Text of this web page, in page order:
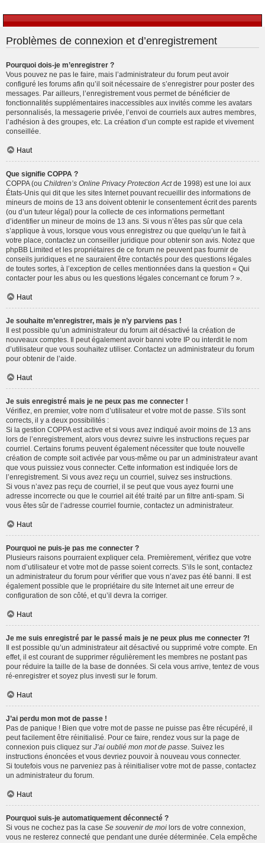
Problèmes de connexion et d’enregistrement
Pourquoi dois-je m’enregistrer ?
Vous pouvez ne pas le faire, mais l’administrateur du forum peut avoir
configuré les forums afin qu’il soit nécessaire de s’enregistrer pour poster des
messages. Par ailleurs, l’enregistrement vous permet de bénéficier de
fonctionnalités supplémentaires inaccessibles aux invités comme les avatars
personnalisés, la messagerie privée, l’envoi de courriels aux autres membres,
l’adhésion à des groupes, etc. La création d’un compte est rapide et vivement
conseillée.
Haut
Que signifie COPPA ?
COPPA (ou Children’s Online Privacy Protection Actde 1998) est une loi aux
États-Unis qui dit que les sites Internet pouvant recueillir des informations de
mineurs de moins de 13 ans doivent obtenir le consentement écrit des parents
(ou d’un tuteur légal) pour la collecte de ces informations permettant
d’identifier un mineur de moins de 13 ans. Si vous n’êtes pas sûr que cela
s’applique à vous, lorsque vous vous enregistrez ou que quelqu’un le fait à
votre place, contactez un conseiller juridique pour obtenir son avis. Notez que
phpBB Limited et les propriétaires de ce forum ne peuvent pas fournir de
conseils juridiques et ne sauraient être contactés pour des questions légales
de toutes sortes, à l’exception de celles mentionnées dans la question « Qui
contacter pour les abus ou les questions légales concernant ce forum ? ».
Haut
Je souhaite m’enregistrer, mais je n’y parviens pas !
Il est possible qu’un administrateur du forum ait désactivé la création de
nouveaux comptes. Il peut également avoir banni votre IP ou interdit le nom
d’utilisateur que vous souhaitez utiliser. Contactez un administrateur du forum
pour obtenir de l’aide.
Haut
Je suis enregistré mais je ne peux pas me connecter !
Vérifiez, en premier, votre nom d’utilisateur et votre mot de passe. S’ils sont
corrects, il y a deux possibilités :
Si la gestion COPPA est active et si vous avez indiqué avoir moins de 13 ans
lors de l’enregistrement, alors vous devrez suivre les instructions reçues par
courriel. Certains forums peuvent également nécessiter que toute nouvelle
création de compte soit activée par vous-même ou par un administrateur avant
que vous puissiez vous connecter. Cette information est indiquée lors de
l’enregistrement. Si vous avez reçu un courriel, suivez ses instructions.
Si vous n’avez pas reçu de courriel, il se peut que vous ayez fourni une
adresse incorrecte ou que le courriel ait été traité par un filtre anti-spam. Si
vous êtes sûr de l’adresse courriel fournie, contactez un administrateur.
Haut
Pourquoi ne puis-je pas me connecter ?
Plusieurs raisons pourraient expliquer cela. Premièrement, vérifiez que votre
nom d’utilisateur et votre mot de passe soient corrects. S’ils le sont, contactez
un administrateur du forum pour vérifier que vous n’avez pas été banni. Il est
également possible que le propriétaire du site Internet ait une erreur de
configuration de son côté, et qu’il devra la corriger.
Haut
Je me suis enregistré par le passé mais je ne peux plus me connecter ?!
Il est possible qu’un administrateur ait désactivé ou supprimé votre compte. En
effet, il est courant de supprimer régulièrement les membres ne postant pas
pour réduire la taille de la base de données. Si cela vous arrive, tentez de vous
ré-enregistrer et soyez plus investi sur le forum.
Haut
J’ai perdu mon mot de passe !
Pas de panique ! Bien que votre mot de passe ne puisse pas être récupéré, il
peut facilement être réinitialisé. Pour ce faire, rendez vous sur la page de
connexion puis cliquez sur J’ai oublié mon mot de passe . Suivez les
instructions énoncées et vous devriez pouvoir à nouveau vous connecter.
Si toutefois vous ne parveniez pas à réinitialiser votre mot de passe, contactez
un administrateur du forum.
Haut
Pourquoi suis-je automatiquement déconnecté ?
Si vous ne cochez pas la case Se souvenir de moi lors de votre connexion,
vous ne resterez connecté que pendant une durée déterminée. Cela empêche